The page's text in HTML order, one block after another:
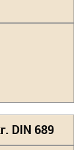
DIN 689